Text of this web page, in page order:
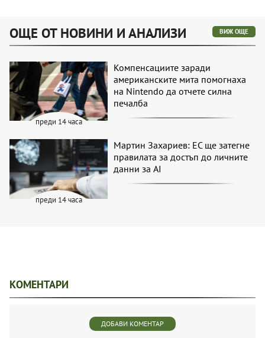
ОЩЕ ОТ НОВИНИ И АНАЛИЗИ ВИЖ ОЩЕ
преди 14 часа
Компенсациите заради
американските мита помогнаха
на Nintendo да отчете силна
печалба
преди 14 часа
Мартин Захариев: ЕС ще затегне
правилата за достъп до личните
данни за AI
КОМЕНТАРИ
ДОБАВИ КОМЕНТАР